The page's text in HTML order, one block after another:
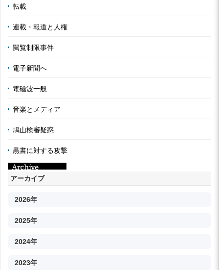
転載
連載・報道と人権
閲覧制限事件
電子新聞へ
電磁波一般
音楽とメディア
鳩山検審疑惑
黒書に対する攻撃
アーカイブ
2026年
2025年
2024年
2023年